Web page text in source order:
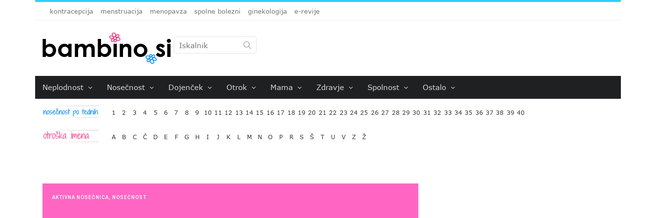
kontracepcija menstruacija menopavza spolne bolezni ginekologija e-revije
Neplodnost Nosečnost Dojenček Otrok Mama Zdravje Spolnost Ostalo
1 2 3 4 5 6 7 8 9 10 11 12 13 14 15 16 17 18 19 20 21 22 23 24 25 26 27 28 29 30 31 32 33 34 35 36 37 38 39 40
A B C Č D E F G H I J K L M N O P R S Š T U V Z Ž
AKTIVNA NOSEČNICA NOSEČNOST